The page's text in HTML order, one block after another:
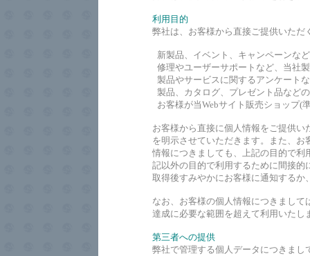
利用目的
弊社は、お客様から直接ご提供いた
新製品、イベント、キャンペーンな
修理やユーザーサポートなど、当社
製品やサービスに関するアンケート
製品、カタログ、プレゼント品など
お客様が当Webサイト販売ショップ(
お客様から直接に個人情報をご提供
を明示させていただきます。また、
情報につきましても、上記の目的で
記以外の目的で利用するために間接
取得後すみやかにお客様に通知するか
なお、お客様の個人情報につきまし
達成に必要な範囲を超えて利用いたし
第三者への提供
弊社で管理する個人データにつきま